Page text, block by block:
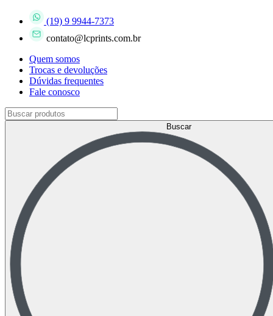
(19) 9 9944-7373
contato@lcprints.com.br
Quem somos
Trocas e devoluções
Dúvidas frequentes
Fale conosco
Buscar